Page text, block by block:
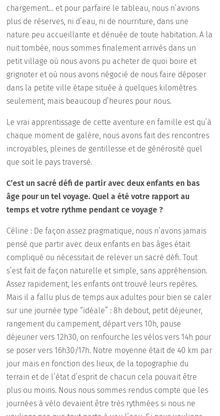
chargement… et pour parfaire le tableau, nous n’avions
plus de réserves, ni d’eau, ni de nourriture, dans une
nature peu accueillante et dénuée de toute habitation. A la
nuit tombée, nous sommes finalement arrivés dans un
petit village où nous avons pu acheter de quoi boire et
grignoter et où nous avons négocié de nous faire déposer
dans la petite ville étape située à quelques kilomètres
seulement, mais beaucoup d’heures pour nous.
Le vrai apprentissage de cette aventure en famille est qu’à
chaque moment de galère, nous avons fait des rencontres
incroyables, pleines de gentillesse et de générosité quel
que soit le pays traversé.
C’est un sacré défi de partir avec deux enfants en bas
âge pour un tel voyage. Quel a été votre rapport au
temps et votre rythme pendant ce voyage ?
Céline : De façon assez pragmatique, nous n’avons jamais
pensé que partir avec deux enfants en bas âges était
compliqué ou nécessitait de relever un sacré défi. Tout
s’est fait de façon naturelle et simple, sans appréhension.
Assez rapidement, les enfants ont trouvé leurs repères.
Mais il a fallu plus de temps aux adultes pour bien se caler
sur une journée type “idéale” : 8h debout, petit déjeuner,
rangement du campement, départ vers 10h, pause
déjeuner vers 12h30, on renfourche les vélos vers 14h pour
se poser vers 16h30/17h. Notre moyenne était de 40 km par
jour mais en fonction des lieux, de la topographie du
terrain et de l’état d’esprit de chacun cela pouvait être
plus ou moins. Nous nous sommes rendus compte que les
journées à vélo devaient être très rythmées si nous ne